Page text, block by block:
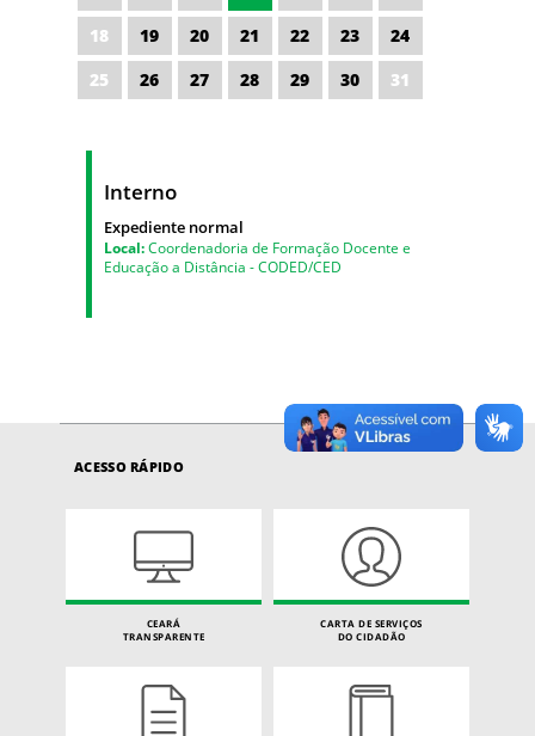
18
19 20 21 22 23
24
25
26 27 28 29 30 31
Interno
Expediente normal
Local:Coordenadoria de Formação Docente e
Educação a Distância - CODED/CED
ACESSO RÁPIDO
CEARÁ
TRANSPARENTE
CARTA DE SERVIÇOS
DO CIDADÃO